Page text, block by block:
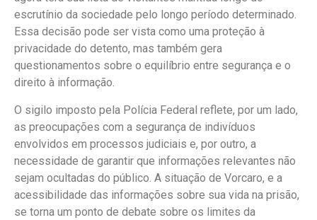
escrutínio da sociedade pelo longo período determinado.
Essa decisão pode ser vista como uma proteção à
privacidade do detento, mas também gera
questionamentos sobre o equilíbrio entre segurança e o
direito à informação.
O sigilo imposto pela Polícia Federal reflete, por um lado,
as preocupações com a segurança de indivíduos
envolvidos em processos judiciais e, por outro, a
necessidade de garantir que informações relevantes não
sejam ocultadas do público. A situação de Vorcaro, e a
acessibilidade das informações sobre sua vida na prisão,
se torna um ponto de debate sobre os limites da